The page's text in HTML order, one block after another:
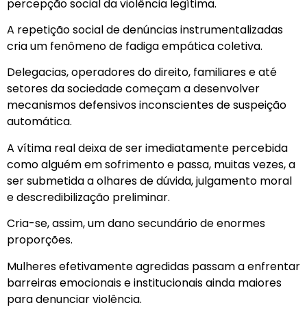
percepção social da violência legítima.
A repetição social de denúncias instrumentalizadas
cria um fenômeno de fadiga empática coletiva.
Delegacias, operadores do direito, familiares e até
setores da sociedade começam a desenvolver
mecanismos defensivos inconscientes de suspeição
automática.
A vítima real deixa de ser imediatamente percebida
como alguém em sofrimento e passa, muitas vezes, a
ser submetida a olhares de dúvida, julgamento moral
e descredibilização preliminar.
Cria-se, assim, um dano secundário de enormes
proporções.
Mulheres efetivamente agredidas passam a enfrentar
barreiras emocionais e institucionais ainda maiores
para denunciar violência.